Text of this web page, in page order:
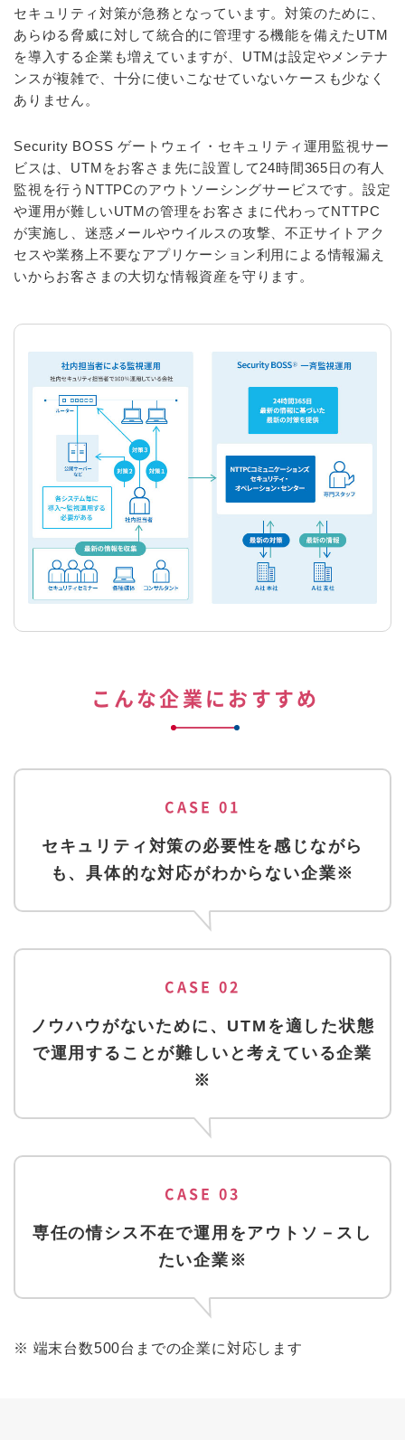
セキュリティ対策が急務となっています。対策のために、
あらゆる脅威に対して統合的に管理する機能を備えたUTM
を導入する企業も増えていますが、UTMは設定やメンテナ
ンスが複雑で、十分に使いこなせていないケースも少なく
ありません。
Security BOSS ゲートウェイ・セキュリティ運用監視サー
ビスは、UTMをお客さま先に設置して24時間365日の有人
監視を行うNTTPCのアウトソーシングサービスです。設定
や運用が難しいUTMの管理をお客さまに代わってNTTPC
が実施し、迷惑メールやウイルスの攻撃、不正サイトアク
セスや業務上不要なアプリケーション利用による情報漏え
いからお客さまの大切な情報資産を守ります。
こんな企業におすすめ
CASE 01
セキュリティ対策の必要性を感じながら
も、具体的な対応がわからない企業※
CASE 02
ノウハウがないために、UTMを適した状態
で運用することが難しいと考えている企業
※
CASE 03
専任の情シス不在で運用をアウトソ－スし
たい企業※
※ 端末台数500台までの企業に対応します